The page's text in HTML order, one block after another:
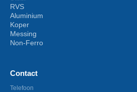
RVS
Aluminium
Koper
Messing
Non-Ferro
Contact
Telefoon